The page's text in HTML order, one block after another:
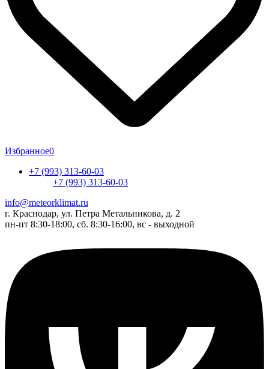
Избранное0
+7 (993) 313-60-03
+7 (993) 313-60-03
info@meteorklimat.ru
г. Краснодар, ул. Петра Метальникова, д. 2
пн-пт 8:30-18:00, сб. 8:30-16:00, вс - выходной